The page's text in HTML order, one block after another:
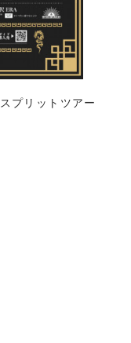
プリットツアー